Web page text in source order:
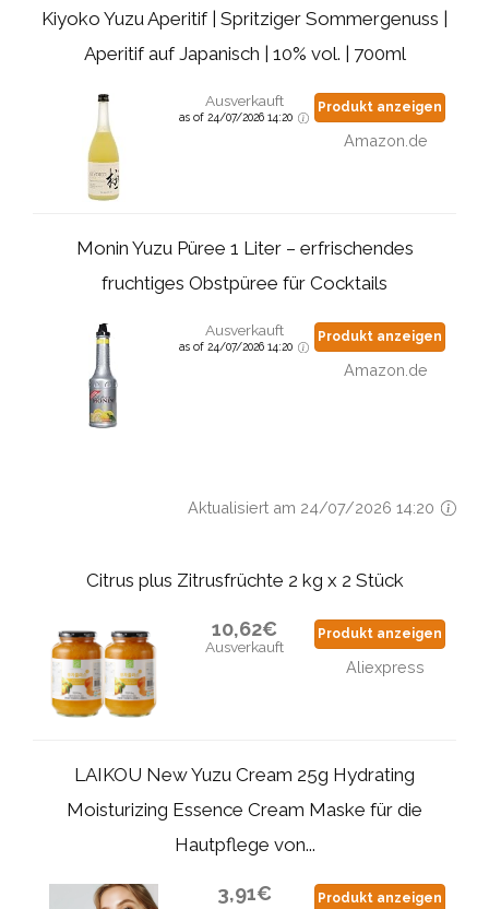
Kiyoko Yuzu Aperitif | Spritziger Sommergenuss |
Aperitif auf Japanisch | 10% vol. | 700ml
Ausverkauft
as of 24/07/2026 14:20
Produkt anzeigen
Amazon.de
Monin Yuzu Püree 1 Liter – erfrischendes
fruchtiges Obstpüree für Cocktails
Ausverkauft
as of 24/07/2026 14:20
Produkt anzeigen
Amazon.de
Aktualisiert am 24/07/2026 14:20
Citrus plus Zitrusfrüchte 2 kg x 2 Stück
10,62€
Ausverkauft
Produkt anzeigen
Aliexpress
LAIKOU New Yuzu Cream 25g Hydrating
Moisturizing Essence Cream Maske für die
Hautpflege von...
3,91€ Produkt anzeigen